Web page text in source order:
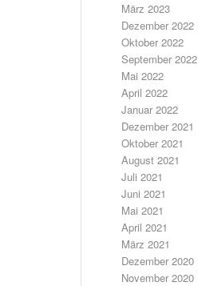
März 2023
Dezember 2022
Oktober 2022
September 2022
Mai 2022
April 2022
Januar 2022
Dezember 2021
Oktober 2021
August 2021
Juli 2021
Juni 2021
Mai 2021
April 2021
März 2021
Dezember 2020
November 2020